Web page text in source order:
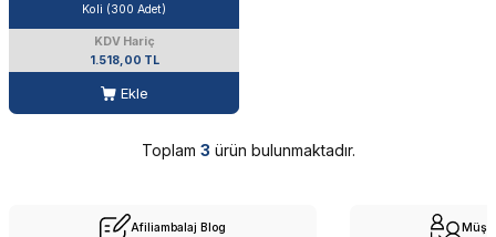
Koli (300 Adet)
KDV Hariç
1.518,00 TL
Ekle
Toplam 3 ürün bulunmaktadır.
Afiliambalaj Blog